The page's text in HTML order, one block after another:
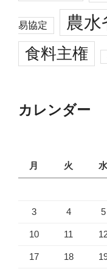
易協定 農水
食料主権
カレンダー
月
火 水
3 4 5
10 11
17 18